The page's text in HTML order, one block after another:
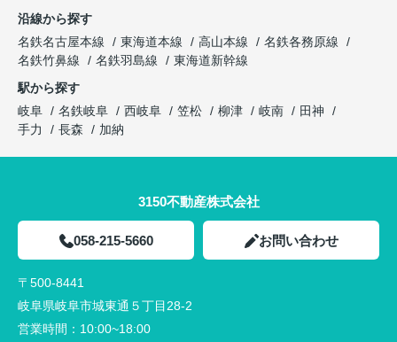
沿線から探す
名鉄名古屋本線
東海道本線 高山本線
名鉄各務原線
名鉄竹鼻線
名鉄羽島線
東海道新幹線
駅から探す
岐阜
名鉄岐阜 西岐阜 笠松 柳津 岐南
田神
手力
長森 加納
3150不動産株式会社
058-215-5660 お問い合わせ
〒500-8441
岐阜県岐阜市城東通５丁目28-2
営業時間： 10:00~18:00